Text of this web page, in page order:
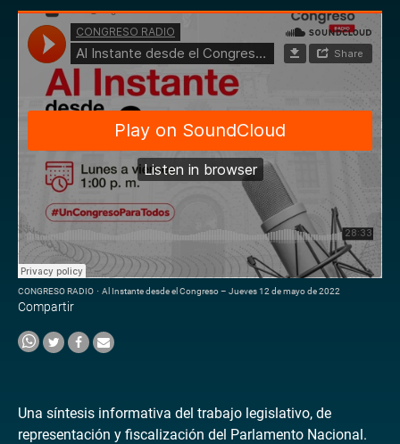
CONGRESO RADIO · Al Instante desde el Congreso – Jueves 12 de mayo de 2022
Compartir
Una síntesis informativa del trabajo legislativo, de
representación y fiscalización del Parlamento Nacional.